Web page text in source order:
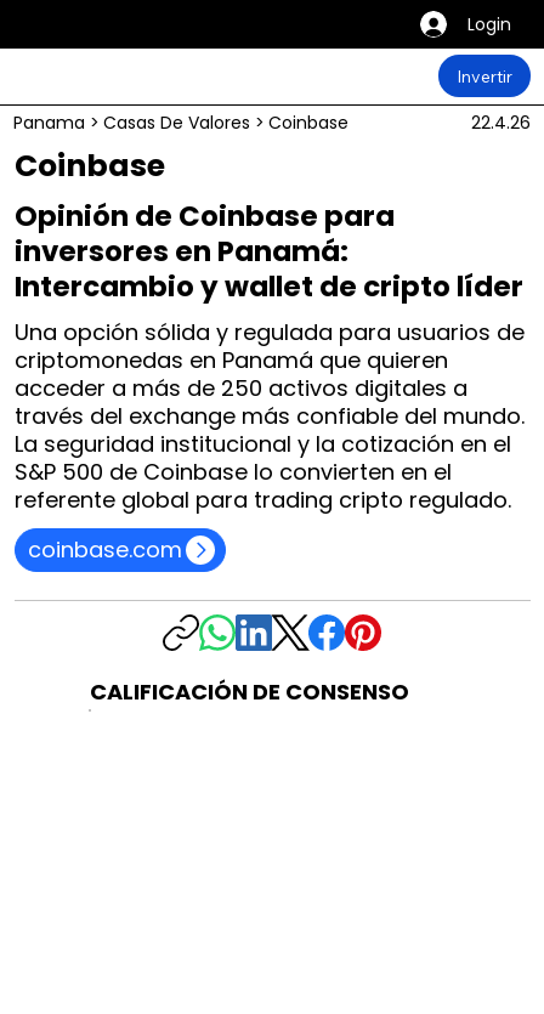
Login
Invertir
Panama > Casas De Valores > Coinbase 22.4.26
Coinbase
Opinión de Coinbase para
inversores en Panamá:
Intercambio y wallet de cripto líder
Una opción sólida y regulada para usuarios de
criptomonedas en Panamá que quieren
acceder a más de 250 activos digitales a
través del exchange más confiable del mundo.
La seguridad institucional y la cotización en el
S&P 500 de Coinbase lo convierten en el
referente global para trading cripto regulado.
coinbase.com
CALIFICACIÓN DE CONSENSO